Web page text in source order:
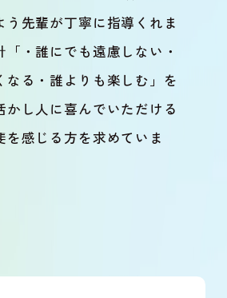
う先輩が丁寧に指導くれま
・誰にでも遠慮しない・
なる・誰よりも楽しむ」を
かし人に喜んでいただける
を感じる方を求めていま